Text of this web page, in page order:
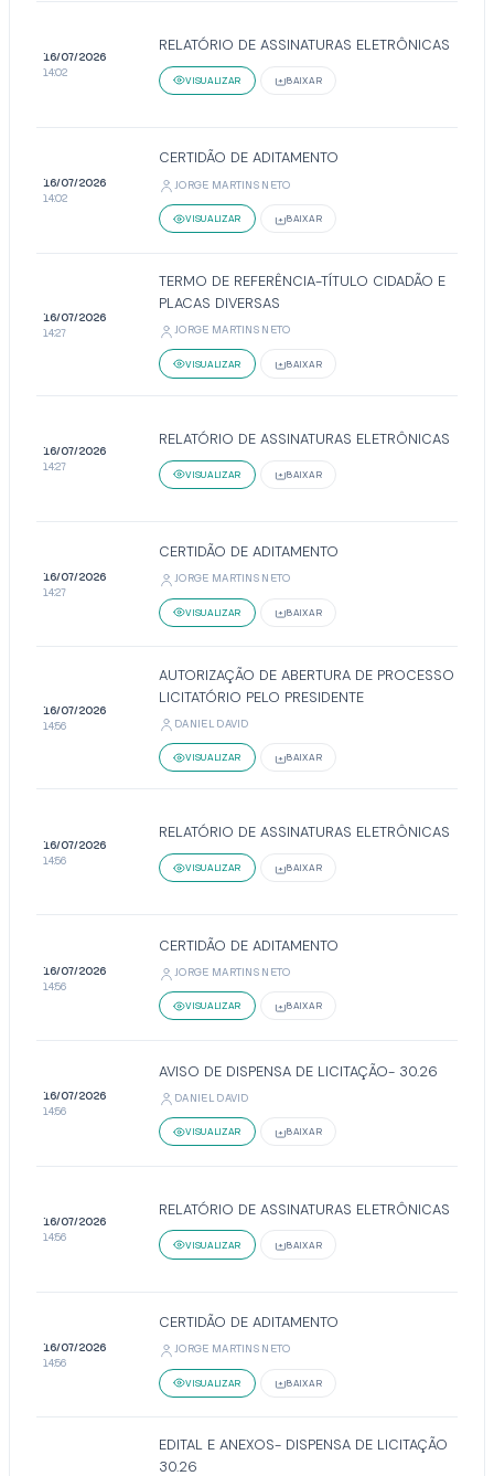
16/07/2026
14:02
RELATÓRIO DE ASSINATURAS ELETRÔNICAS
VISUALIZAR BAIXAR
16/07/2026
14:02
CERTIDÃO DE ADITAMENTO
JORGE MARTINS NETO
VISUALIZAR BAIXAR
16/07/2026
14:27
TERMO DE REFERÊNCIA-TÍTULO CIDADÃO E
PLACAS DIVERSAS
JORGE MARTINS NETO
VISUALIZAR BAIXAR
16/07/2026
14:27
RELATÓRIO DE ASSINATURAS ELETRÔNICAS
VISUALIZAR BAIXAR
16/07/2026
14:27
CERTIDÃO DE ADITAMENTO
JORGE MARTINS NETO
VISUALIZAR BAIXAR
16/07/2026
14:56
AUTORIZAÇÃO DE ABERTURA DE PROCESSO
LICITATÓRIO PELO PRESIDENTE
DANIEL DAVID
VISUALIZAR BAIXAR
16/07/2026
14:56
RELATÓRIO DE ASSINATURAS ELETRÔNICAS
VISUALIZAR BAIXAR
16/07/2026
14:56
CERTIDÃO DE ADITAMENTO
JORGE MARTINS NETO
VISUALIZAR BAIXAR
16/07/2026
14:56
AVISO DE DISPENSA DE LICITAÇÃO- 30.26
DANIEL DAVID
VISUALIZAR BAIXAR
16/07/2026
14:56
RELATÓRIO DE ASSINATURAS ELETRÔNICAS
VISUALIZAR BAIXAR
16/07/2026
14:56
CERTIDÃO DE ADITAMENTO
JORGE MARTINS NETO
VISUALIZAR BAIXAR
EDITAL E ANEXOS- DISPENSA DE LICITAÇÃO
30.26